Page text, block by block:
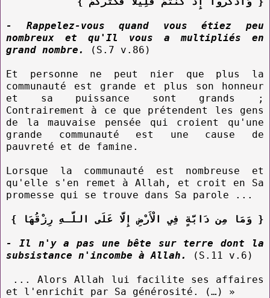
- Rappelez-vous quand vous étiez peu
nombreux et qu'Il vous a multipliés en
grand nombre.
(S.7 v.86)
Et personne ne peut nier que plus la
communauté est grande et plus son honneur
et sa puissance sont grands ;
Contrairement à ce que prétendent les gens
de la mauvaise pensée qui croient qu'une
grande communauté est une cause de
pauvreté et de famine.
Lorsque la communauté est nombreuse et
qu'elle s'en remet à Allah, et croit en Sa
promesse qui se trouve dans Sa parole ...
{ وَمَا مِن دَابَّةٍ فِي الْأَرْضِ إِلَّا عَلَى اللَّـهِ رِزْقُهَا }
- Il n'y a pas une bête sur terre dont la
subsistance n'incombe à Allah.
(S.11 v.6)
... Alors Allah lui facilite ses affaires
et l'enrichit par Sa générosité. (…) »